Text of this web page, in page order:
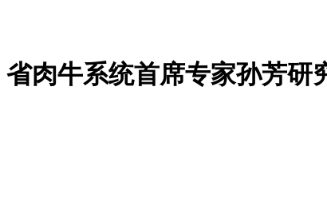
省肉牛系统首席专家孙芳研